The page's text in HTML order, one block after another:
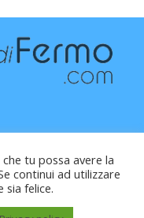
Pesaro (PU) -
tu possa avere la
continui ad utilizzare
sia felice.